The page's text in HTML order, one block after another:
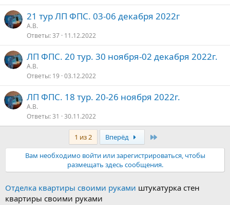
21 тур ЛП ФПС. 03-06 декабря 2022г
А.В.
Ответы 37 11.12.2022
ЛП ФПС. 20 тур. 30 ноября-02 декабря 2022г.
А.В.
Ответы 19 03.12.2022
ЛП ФПС. 18 тур. 20-26 ноября 2022г.
А.В.
Ответы 31 30.11.2022
1 из 2 Вперёд
Вам необходимо войти или зарегистрироваться, чтобы
размещать здесь сообщения.
Отделка квартиры своими руками штукатурка стен
квартиры своими руками